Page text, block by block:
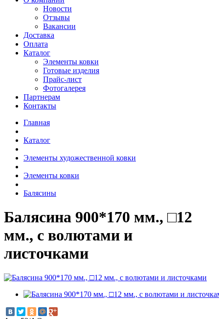
Новости
Отзывы
Вакансии
Доставка
Оплата
Каталог
Элементы ковки
Готовые изделия
Прайс-лист
Фотогалерея
Партнерам
Контакты
Главная
Каталог
Элементы художественной ковки
Элементы ковки
Балясины
Балясина 900*170 мм., □12
мм., с волютами и
листочками